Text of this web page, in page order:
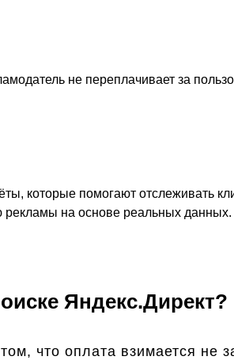
не переплачивает за
которые помогают отслеживать
рекламы на основе реальных данных.
Яндекс.Директ?
что оплата взимается не